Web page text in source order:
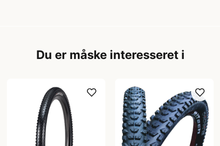
Du er måske interesseret i